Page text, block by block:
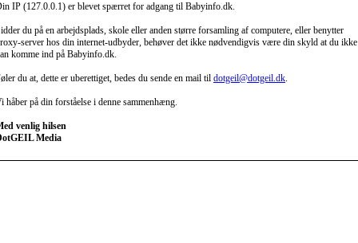
IP (127.0.0.1) er blevet spærret for adgang til Babyinfo.dk.
du på en arbejdsplads, skole eller anden større forsamling af computere, eller benytter
server hos din internet-udbyder, behøver det ikke nødvendigvis være din skyld at du ikke
komme ind på Babyinfo.dk.
du at, dette er uberettiget, bedes du sende en mail til dotgeil@dotgeil.dk.
håber på din forståelse i denne sammenhæng.
venlig hilsen
Media